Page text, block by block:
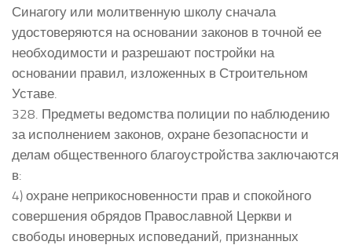
Синагогу или молитвенную школу сначала
удостоверяются на основании законов в точной ее
необходимости и разрешают постройки на
основании правил, изложенных в Строительном
Уставе.
328. Предметы ведомства полиции по наблюдению
за исполнением законов, охране безопасности и
делам общественного благоустройства заключаются
в:
4) охране неприкосновенности прав и спокойного
совершения обрядов Православной Церкви и
свободы иноверных исповеданий, признанных